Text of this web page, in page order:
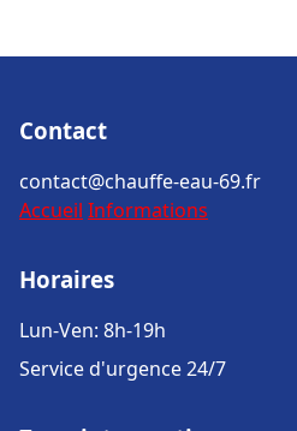
Contact
contact@chauffe-eau-69.fr
Accueil Informations
Horaires
Lun-Ven: 8h-19h
Service d'urgence 24/7